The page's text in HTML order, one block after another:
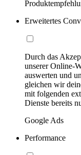
Erweitertes
Durch das
unserer Online-
auswerten und
gleichen wir
mit folgenden
Dienste bereits
Google Ads
Performance